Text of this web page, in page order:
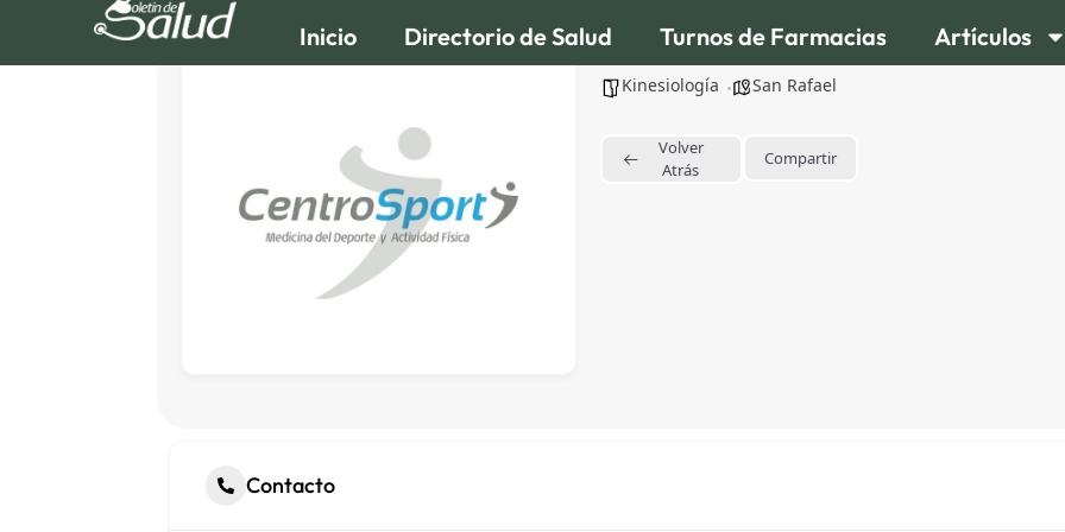
Inicio Directorio de Salud Turnos de Farmacias Artículos
Lic. Gonzalo Merino Kinesiólogo
Kinesiología San Rafael
Volver
Atrás
Compartir
Contacto